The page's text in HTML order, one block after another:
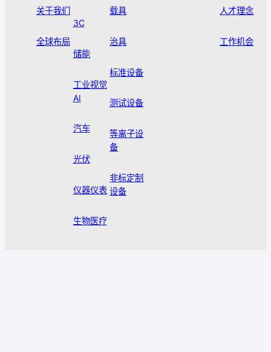
关于我们
全球布局
3C
储能
工业视觉
AI
汽车
光伏
仪器仪表
生物医疗
载具
治具
标准设备
测试设备
等离子设
备
非标定制
设备
人才理念
工作机会